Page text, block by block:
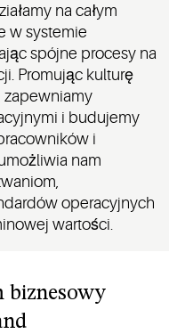
na całym
w systemie
spójne procesy na
Promując kulturę
i budujemy
i
nam
operacyjnych
wartości.
biznesowy